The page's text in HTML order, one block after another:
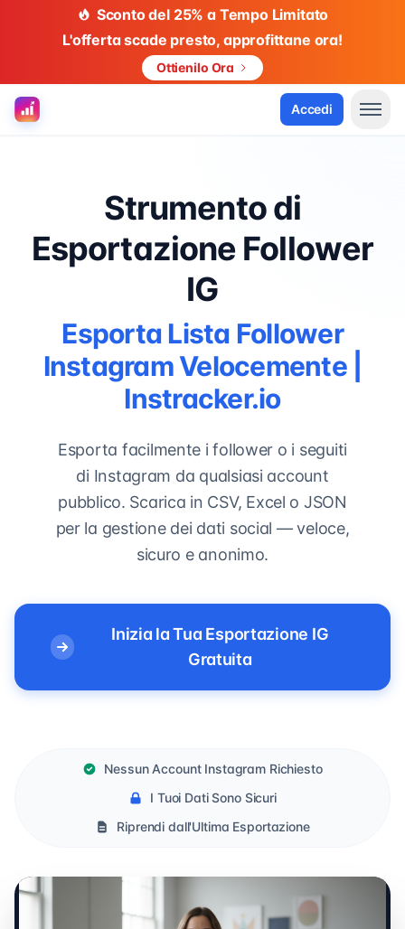
Sconto del 25% a Tempo Limitato
L'offerta scade presto, approfittane ora!
Ottienilo Ora
Accedi
Strumento di
Esportazione Follower
IG
Esporta Lista Follower
Instagram Velocemente |
Instracker.io
Esporta facilmente i follower o i seguiti
di Instagram da qualsiasi account
pubblico. Scarica in CSV, Excel o JSON
per la gestione dei dati social — veloce,
sicuro e anonimo.
Inizia la Tua Esportazione IG
Gratuita
Nessun Account Instagram Richiesto
I Tuoi Dati Sono Sicuri
Riprendi dall'Ultima Esportazione